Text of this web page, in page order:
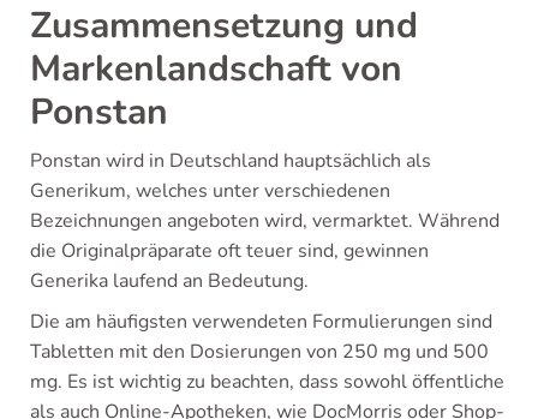
Zusammensetzung und
Markenlandschaft von
Ponstan
Ponstan wird in Deutschland hauptsächlich als
Generikum, welches unter verschiedenen
Bezeichnungen angeboten wird, vermarktet. Während
die Originalpräparate oft teuer sind, gewinnen
Generika laufend an Bedeutung.
Die am häufigsten verwendeten Formulierungen sind
Tabletten mit den Dosierungen von 250 mg und 500
mg. Es ist wichtig zu beachten, dass sowohl öffentliche
als auch Online-Apotheken, wie DocMorris oder Shop-